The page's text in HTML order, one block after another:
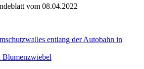
vom 08.04.2022
entlang der Autobahn in
Blumenzwiebel